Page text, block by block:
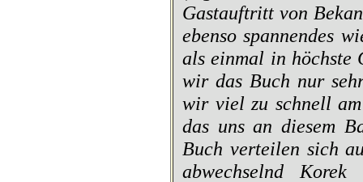
Gastauftritt von
ebenso spannendes
als einmal in höchste
wir das Buch nur
wir viel zu schnell
das uns an diesem
Buch verteilen sich
abwechselnd